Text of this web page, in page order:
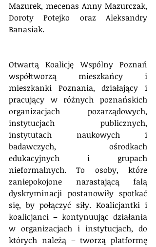
Mazurek, mecenas Anny Mazurczak,
Doroty Potejko oraz Aleksandry
Banasiak.
Otwartą Koalicję Wspólny Poznań
współtworzą mieszkańcy i
mieszkanki Poznania, działający i
pracujący w różnych poznańskich
organizacjach pozarządowych,
instytucjach publicznych,
instytutach naukowych i
badawczych, ośrodkach
edukacyjnych i grupach
nieformalnych. To osoby, które
zaniepokojone narastającą falą
dyskryminacji postanowiły spotkać
się, by połączyć siły. Koalicjantki i
koalicjanci – kontynuując działania
w organizacjach i instytucjach, do
których należą – tworzą platformę